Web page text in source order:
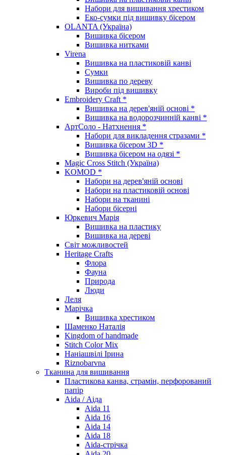
Набори для вишивання хрестиком
Еко-сумки під вишивку бісером
OLANTA (Україна)
Вишивка бісером
Вишивка нитками
Virena
Вишивка на пластиковій канві
Сумки
Вишивка по дереву
Вироби під вишивку
Embroidery Craft *
Вишивка на дерев'яній основі *
Вишивка на водорозчинній канві *
АртСоло - Натхнення *
Набори для викладення стразами *
Вишивка бісером 3D *
Вишивка бісером на одязі *
Magic Cross Stitch (Україна)
KOMOD *
Набори на дерев'яній основі
Набори на пластиковій основі
Набори на тканині
Набори бісерні
Юркевич Марія
Вишивка на пластику
Вишивка на дереві
Світ можливостей
Heritage Crafts
Флора
Фауна
Природа
Люди
Леля
Марічка
Вишивка хрестиком
Шаменко Наталія
Kingdom of handmade
Stitch Color Mix
Наніашвілі Ірина
Riznobarvna
Тканина для вишивання
Пластикова канва, страмін, перфорований
папір
Aida / Аіда
Aida 11
Aida 16
Aida 14
Aida 18
Aida-стрічка